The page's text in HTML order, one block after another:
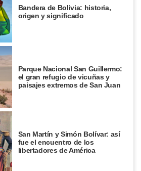
Bandera de Bolivia: historia,
origen y significado
Parque Nacional San Guillermo:
el gran refugio de vicuñas y
paisajes extremos de San Juan
San Martín y Simón Bolívar: así
fue el encuentro de los
libertadores de América